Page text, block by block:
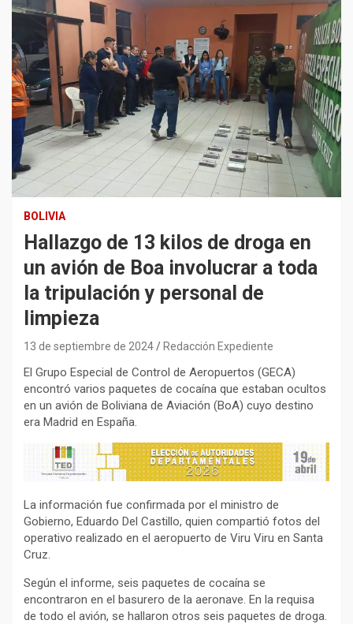
BOLIVIA
Hallazgo de 13 kilos de droga en
un avión de Boa involucrar a toda
la tripulación y personal de
limpieza
13 de septiembre de 2024 Redacción Expediente
El Grupo Especial de Control de Aeropuertos (GECA)
encontró varios paquetes de cocaína que estaban ocultos
en un avión de Boliviana de Aviación (BoA) cuyo destino
era Madrid en España.
La información fue confirmada por el ministro de
Gobierno, Eduardo Del Castillo, quien compartió fotos del
operativo realizado en el aeropuerto de Viru Viru en Santa
Cruz.
Según el informe, seis paquetes de cocaína se
encontraron en el basurero de la aeronave. En la requisa
de todo el avión, se hallaron otros seis paquetes de droga.